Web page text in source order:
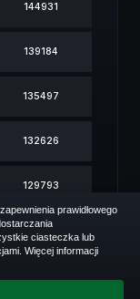
144931
139184
135497
132626
129793
prawidłowego
ciasteczka lub
Więcej informacji